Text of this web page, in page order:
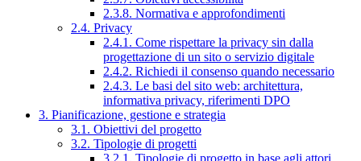
2.3.8. Normativa e approfondimenti
2.4. Privacy
2.4.1. Come rispettare la privacy sin dalla
progettazione di un sito o servizio digitale
2.4.2. Richiedi il consenso quando necessario
2.4.3. Le basi del sito web: architettura,
informativa privacy, riferimenti DPO
3. Pianificazione, gestione e strategia
3.1. Obiettivi del progetto
3.2. Tipologie di progetti
3.2.1. Tipologie di progetto in base agli attori